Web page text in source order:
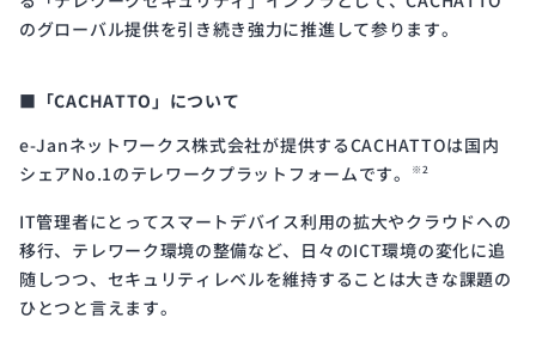
のグローバル提供を引き続き強力に推進して参ります。
■「CACHATTO」について
e-Janネットワークス株式会社が提供するCACHATTOは国内
シェアNo.1のテレワークプラットフォームです。
※2
IT管理者にとってスマートデバイス利用の拡大やクラウドへの
移行、テレワーク環境の整備など、日々のICT環境の変化に追
随しつつ、セキュリティレベルを維持することは大きな課題の
ひとつと言えます。